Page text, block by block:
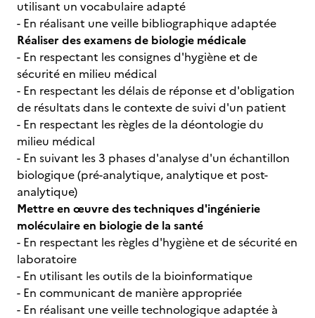
utilisant un vocabulaire adapté
- En réalisant une veille bibliographique adaptée
Réaliser des examens de biologie médicale
- En respectant les consignes d'hygiène et de
sécurité en milieu médical
- En respectant les délais de réponse et d'obligation
de résultats dans le contexte de suivi d'un patient
- En respectant les règles de la déontologie du
milieu médical
- En suivant les 3 phases d'analyse d'un échantillon
biologique (pré-analytique, analytique et post-
analytique)
Mettre en œuvre des techniques d'ingénierie
moléculaire en biologie de la santé
- En respectant les règles d'hygiène et de sécurité en
laboratoire
- En utilisant les outils de la bioinformatique
- En communicant de manière appropriée
- En réalisant une veille technologique adaptée à